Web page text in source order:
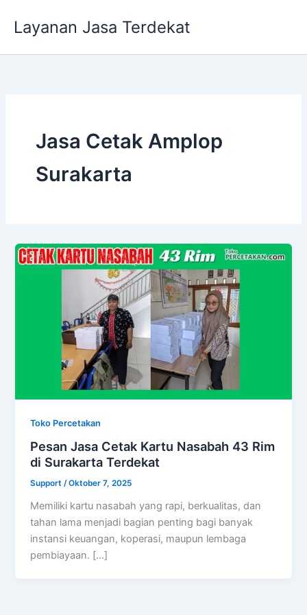
Layanan Jasa Terdekat
Jasa Cetak Amplop
Surakarta
Toko Percetakan
Pesan Jasa Cetak Kartu Nasabah 43 Rim
di Surakarta Terdekat
Support/Oktober 7, 2025
Memiliki kartu nasabah yang rapi, berkualitas, dan
tahan lama menjadi bagian penting bagi banyak
instansi keuangan, koperasi, maupun lembaga
pembiayaan. […]